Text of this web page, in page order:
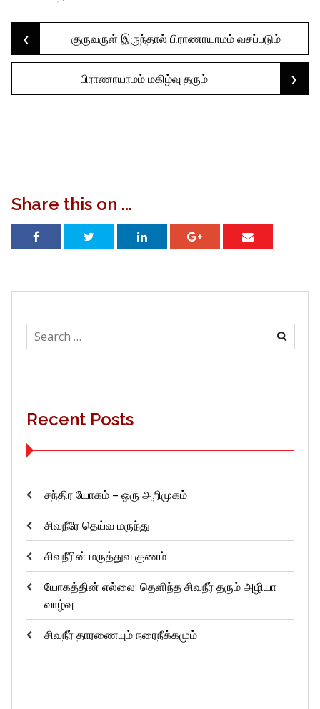
Post
navigation
‹ குருவருள் இருந்தால் பிராணாயாமம் வசப்படும்
பிராணாயாமம் மகிழ்வு தரும் ›
Share this on ...
Search
for:
Recent Posts
சந்திர யோகம் – ஒரு அறிமுகம்
சிவநீரே தெய்வ மருந்து
சிவநீரின் மருத்துவ குணம்
யோகத்தின் எல்லை: தெளிந்த சிவநீர் தரும் அழியா
வாழ்வு
சிவநீர் தாரணையும் நரைநீக்கமும்